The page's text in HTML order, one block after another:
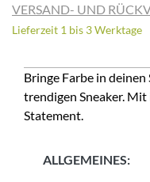
VERSAND- UND
Lieferzeit 1 bis 3 Werktage
Bringe Farbe in
trendigen Sneaker.
Statement.
ALLGEMEINES: